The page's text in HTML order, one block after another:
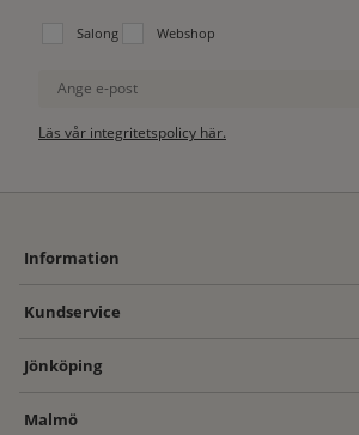
Välj vilken lista du vill prenumerera på:
Salong Webshop
Ange e-post
Läs vår integritetspolicy här.
Information
Kundservice
Jönköping
Malmö